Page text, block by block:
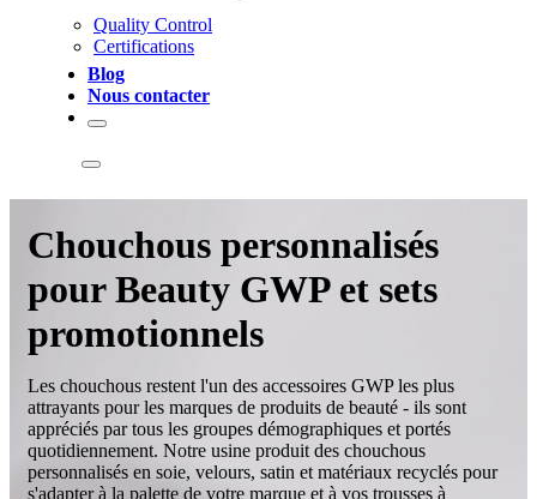
Quality Control
Certifications
Blog
Nous contacter
Chouchous personnalisés
pour Beauty GWP et sets
promotionnels
Les chouchous restent l'un des accessoires GWP les plus
attrayants pour les marques de produits de beauté - ils sont
appréciés par tous les groupes démographiques et portés
quotidiennement. Notre usine produit des chouchous
personnalisés en soie, velours, satin et matériaux recyclés pour
s'adapter à la palette de votre marque et à vos trousses à